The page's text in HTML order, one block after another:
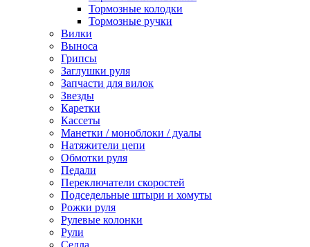
Тормозные колодки
Тормозные ручки
Вилки
Выноса
Грипсы
Заглушки руля
Запчасти для вилок
Звезды
Каретки
Кассеты
Манетки / моноблоки / дуалы
Натяжители цепи
Обмотки руля
Педали
Переключатели скоростей
Подседельные штыри и хомуты
Рожки руля
Рулевые колонки
Рули